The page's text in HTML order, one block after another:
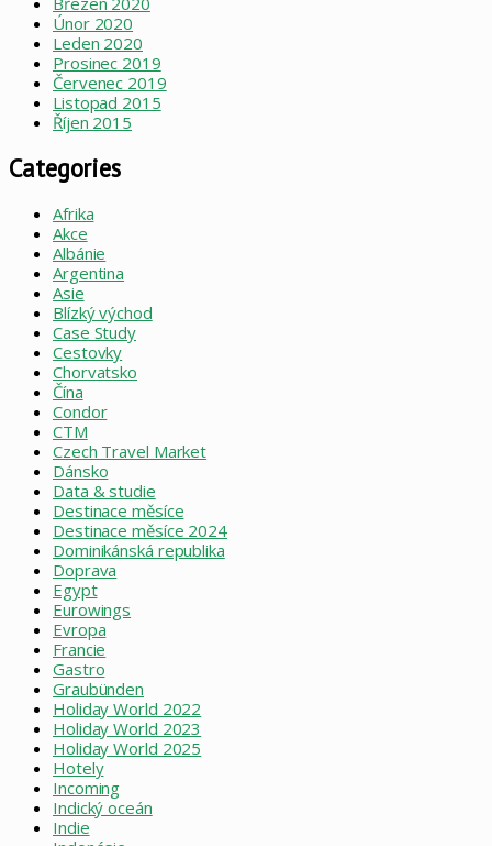
Únor 2020
Leden 2020
Prosinec 2019
Červenec 2019
Listopad 2015
Říjen 2015
Categories
Afrika
Akce
Albánie
Argentina
Asie
Blízký východ
Case Study
Cestovky
Chorvatsko
Čína
Condor
CTM
Czech Travel Market
Dánsko
Data & studie
Destinace měsíce
Destinace měsíce 2024
Dominikánská republika
Doprava
Egypt
Eurowings
Evropa
Francie
Gastro
Graubünden
Holiday World 2022
Holiday World 2023
Holiday World 2025
Hotely
Incoming
Indický oceán
Indie